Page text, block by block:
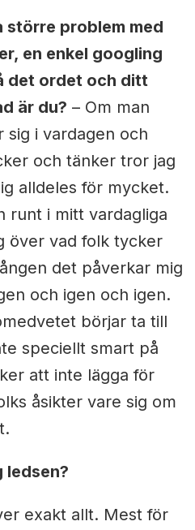
större problem med
en enkel googling
det ordet och ditt
är du? – Om man
i vardagen och
och tänker tror jag
alldeles för mycket.
runt i mitt vardagliga
över vad folk tycker
det påverkar mig
och igen och igen.
börjar ta till
speciellt smart på
att inte lägga för
åsikter vare sig om
exakt allt. Mest för